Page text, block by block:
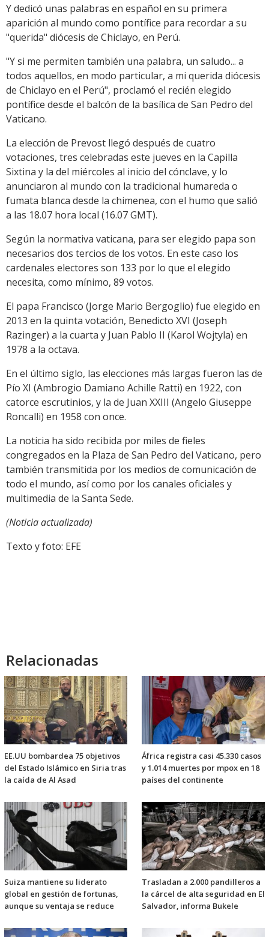
Y dedicó unas palabras en español en su primera
aparición al mundo como pontífice para recordar a su
"querida" diócesis de Chiclayo, en Perú.
"Y si me permiten también una palabra, un saludo... a
todos aquellos, en modo particular, a mi querida diócesis
de Chiclayo en el Perú", proclamó el recién elegido
pontífice desde el balcón de la basílica de San Pedro del
Vaticano.
La elección de Prevost llegó después de cuatro
votaciones, tres celebradas este jueves en la Capilla
Sixtina y la del miércoles al inicio del cónclave, y lo
anunciaron al mundo con la tradicional humareda o
fumata blanca desde la chimenea, con el humo que salió
a las 18.07 hora local (16.07 GMT).
Según la normativa vaticana, para ser elegido papa son
necesarios dos tercios de los votos. En este caso los
cardenales electores son 133 por lo que el elegido
necesita, como mínimo, 89 votos.
El papa Francisco (Jorge Mario Bergoglio) fue elegido en
2013 en la quinta votación, Benedicto XVI (Joseph
Razinger) a la cuarta y Juan Pablo II (Karol Wojtyla) en
1978 a la octava.
En el último siglo, las elecciones más largas fueron las de
Pío XI (Ambrogio Damiano Achille Ratti) en 1922, con
catorce escrutinios, y la de Juan XXIII (Angelo Giuseppe
Roncalli) en 1958 con once.
La noticia ha sido recibida por miles de fieles
congregados en la Plaza de San Pedro del Vaticano, pero
también transmitida por los medios de comunicación de
todo el mundo, así como por los canales oficiales y
multimedia de la Santa Sede.
(Noticia actualizada)
Texto y foto: EFE
Relacionadas
EE.UU bombardea 75 objetivos
del Estado Islámico en Siria tras
la caída de Al Asad
África registra casi 45.330 casos
y 1.014 muertes por mpox en 18
países del continente
Suiza mantiene su liderato
global en gestión de fortunas,
aunque su ventaja se reduce
Trasladan a 2.000 pandilleros a
la cárcel de alta seguridad en El
Salvador, informa Bukele